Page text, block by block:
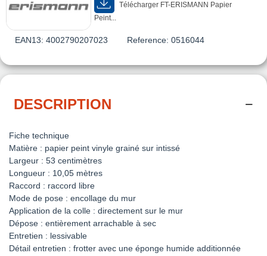
Télécharger FT-ERISMANN Papier
Peint...
EAN13: 4002790207023 Reference: 0516044
DESCRIPTION
Fiche technique
Matière : papier peint vinyle grainé sur intissé
Largeur : 53 centimètres
Longueur : 10,05 mètres
Raccord : raccord libre
Mode de pose : encollage du mur
Application de la colle : directement sur le mur
Dépose : entièrement arrachable à sec
Entretien : lessivable
Détail entretien : frotter avec une éponge humide additionnée